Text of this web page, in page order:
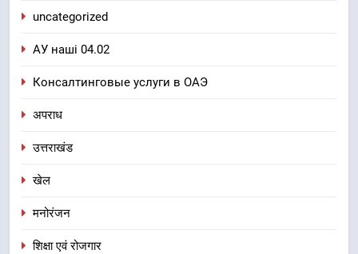
uncategorized
АУ наші 04.02
Консалтинговые услуги в ОАЭ
अपराध
उत्तराखंड
खेल
मनोरंजन
शिक्षा एवं रोजगार